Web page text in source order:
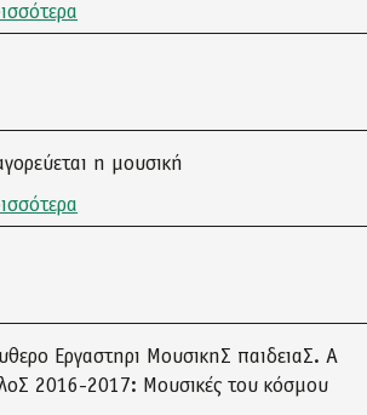
η μουσική
Εργαστηρι ΜουσικηΣ παιδειαΣ. Α
2016-2017: Μουσικές του κόσμου